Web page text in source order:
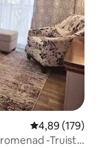
4,89 av 5 i
4,89 (179)
-Truist